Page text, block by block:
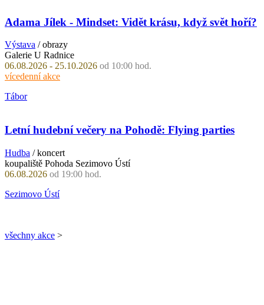
Adama Jílek - Mindset: Vidět krásu, když svět hoří?
Výstava / obrazy
Galerie U Radnice
06.08.2026 - 25.10.2026 od 10:00 hod.
vícedenní akce
Tábor
Letní hudební večery na Pohodě: Flying parties
Hudba / koncert
koupaliště Pohoda Sezimovo Ústí
06.08.2026 od 19:00 hod.
Sezimovo Ústí
všechny akce >